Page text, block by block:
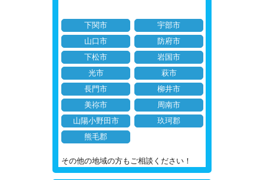
下関市
宇部市
山口市
防府市
下松市
岩国市
光市
萩市
長門市
柳井市
美祢市
周南市
山陽小野田市
玖珂郡
熊毛郡
その他の地域の方もご相談ください！